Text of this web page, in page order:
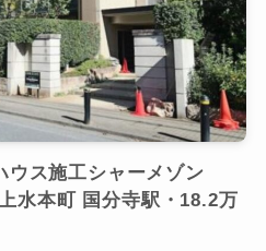
ウス施工シャーメゾン
水本町 国分寺駅・18.2万